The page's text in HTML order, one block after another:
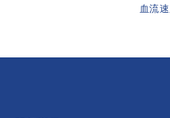
血流